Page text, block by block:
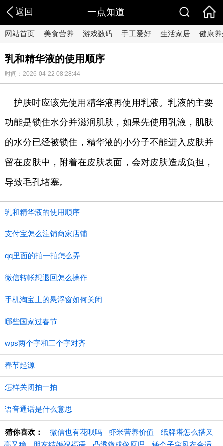
返回 一点知道
网站首页 美食营养 游戏数码 手工爱好 生活家居 健康养
乳和精华液的使用顺序
时间：2026-04-22 08:28:44
护肤时应该先使用精华液再使用乳液。乳液的主要
功能是锁住水分并滋润肌肤，如果先使用乳液，肌肤
的水分已经被锁住，精华液的小分子不能进入皮肤并
留在皮肤中，附着在皮肤表面，会对皮肤造成负担，
导致毛孔堵塞。
乳和精华液的使用顺序
支付宝怎么注销商家店铺
qq里面的拍一拍怎么弄
微信转帐想退回怎么操作
手机淘宝上的悬浮窗如何关闭
哪些国家过春节
wps两个字和三个字对齐
春节起源
怎样关闭拍一拍
语音通话是什么意思
猜你喜欢： 微信也有花呗吗 虾米营养价值
纸牌塔怎么搭又
高又稳
朋友结婚祝福语 凸透镜成像原理 矮个子穿风衣合适